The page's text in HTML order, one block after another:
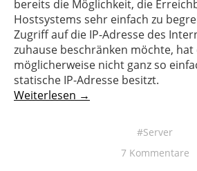
bereits die Möglichkeit, die
Hostsystems sehr einfach zu
Zugriff auf die IP-Adresse des
zuhause beschränken möchte, hat
möglicherweise nicht ganz so
statische IP-Adresse besitzt.
Weiterlesen →
Server
7 Kommentare